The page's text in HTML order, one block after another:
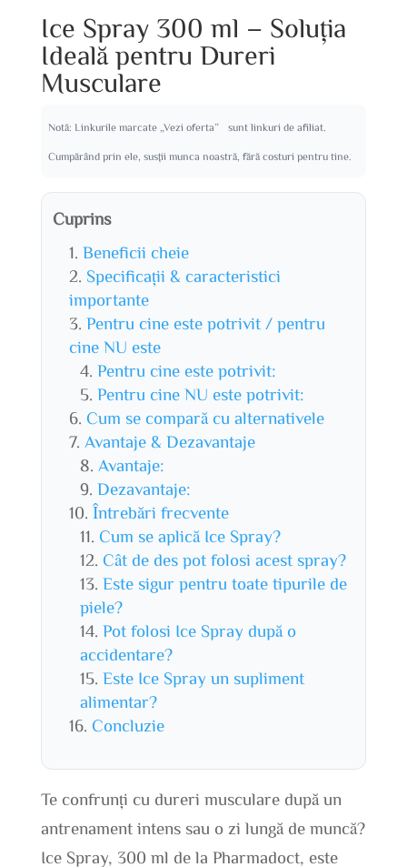
Ice Spray 300 ml – Soluția
Ideală pentru Dureri
Musculare
Notă: Linkurile marcate „Vezi oferta” sunt linkuri de afiliat.
Cumpărând prin ele, susții munca noastră, fără costuri pentru tine.
Cuprins
Beneficii cheie
Specificații & caracteristici
importante
Pentru cine este potrivit / pentru
cine NU este
Pentru cine este potrivit:
Pentru cine NU este potrivit:
Cum se compară cu alternativele
Avantaje & Dezavantaje
Avantaje:
Dezavantaje:
Întrebări frecvente
Cum se aplică Ice Spray?
Cât de des pot folosi acest spray?
Este sigur pentru toate tipurile de
piele?
Pot folosi Ice Spray după o
accidentare?
Este Ice Spray un supliment
alimentar?
Concluzie
Te confrunți cu dureri musculare după un
antrenament intens sau o zi lungă de muncă?
Ice Spray, 300 ml de la Pharmadoct, este